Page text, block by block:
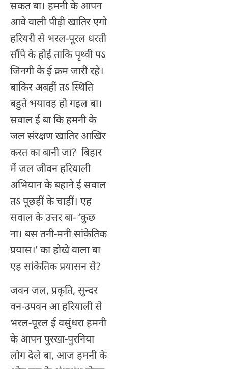
सकत बा। हमनी के आपन
आवे वाली पीढ़ी खातिर एगो
हरियरी से भरल-पूरल धरती
सौंपे के होई ताकि पृथ्वी पऽ
जिनगी के ई क्रम जारी रहे।
बाकिर अबहीं तऽ स्थिति
बहुते भयावह हो गइल बा।
सवाल ई बा कि हमनी के
जल संरक्षण खातिर आखिर
करत का बानी जा? बिहार
में जल जीवन हरियाली
अभियान के बहाने ई सवाल
तऽ पूछहीं के चाहीं। एह
सवाल के उत्तर बा- ‘कुछ
ना। बस तनी-मनी सांकेतिक
प्रयास।’ का होखे वाला बा
एह सांकेतिक प्रयासन से?
जवन जल, प्रकृति, सुन्दर
वन-उपवन आ हरियाली से
भरल-पूरल ई वसुंधरा हमनी
के आपन पुरखा-पुरनिया
लोग देले बा, आज हमनी के